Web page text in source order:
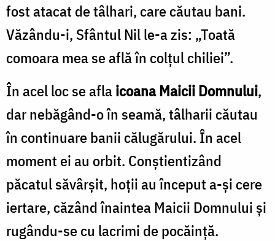
fost atacat de tâlhari, care căutau bani.
Văzându-i, Sfântul Nil le-a zis: „Toată
comoara mea se află în colțul chiliei”.
În acel loc se aflaicoana Maicii Domnului,
dar nebăgând-o în seamă, tâlharii căutau
în continuare banii călugărului. În acel
moment ei au orbit. Conștientizând
păcatul săvârșit, hoții au început a-și cere
iertare, căzând înaintea Maicii Domnului și
rugându-se cu lacrimi de pocăință.